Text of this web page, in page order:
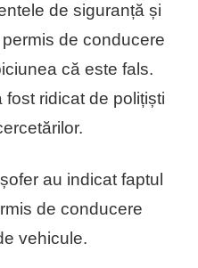
de siguranță și
de conducere
că este fals.
ridicat de polițiști
au indicat faptul
de conducere
vehicule.